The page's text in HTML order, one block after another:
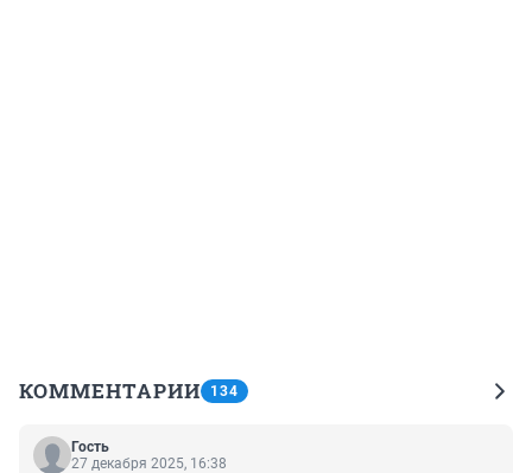
КОММЕНТАРИИ 134
Гость
27 декабря 2025, 16:38